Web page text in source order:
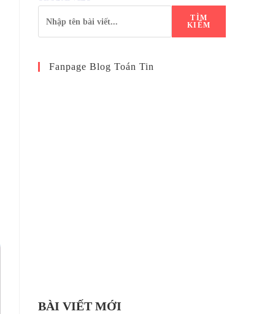
TÌM
KIẾM
Fanpage Blog Toán Tin
BÀI VIẾT MỚI